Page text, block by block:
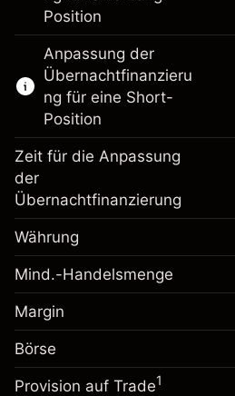
CFDs
Knock-outs
Position
Anpassung der
Übernachtfinanzierung
Gebühren aus
Positionswert
Positionsgröße mit
~HK$5,000.00
Geld aus Hebelwirkung ~
Anpassung der
Übernachtfinanzieru
ng für eine Short-
Position
Margin. Ihre Investition
Anpassung der
Übernachtfinanzierung
fremdfinanzierten
Positionswert
Zeit für die Anpassung
der
Übernachtfinanzierung
Währung
Mind.-Handelsmenge
Margin
Börse
Provision auf Trade1